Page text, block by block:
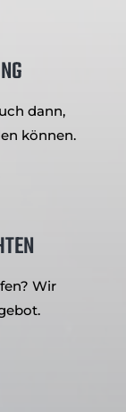
dann,
können.
Wir